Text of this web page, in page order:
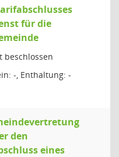
für die
beschlossen
-, Enthaltung: -
den
eines